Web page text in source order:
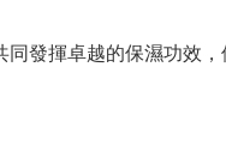
同發揮卓越的保濕功效